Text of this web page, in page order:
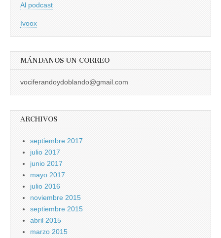
Al podcast
Ivoox
MÁNDANOS UN CORREO
vociferandoydoblando@gmail.com
ARCHIVOS
septiembre 2017
julio 2017
junio 2017
mayo 2017
julio 2016
noviembre 2015
septiembre 2015
abril 2015
marzo 2015